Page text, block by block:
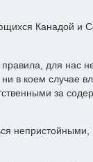
Канадой и
для нас
в коем случае
за
непристойными,